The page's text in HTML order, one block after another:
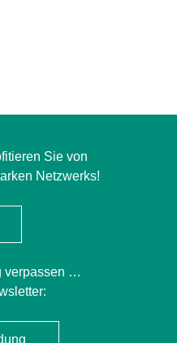
Sie von
Netzwerks!
verpassen …